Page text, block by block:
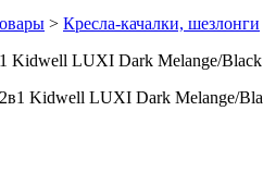
> Кресла-качалки, шезлонги
Kidwell LUXI Dark Melange/Black